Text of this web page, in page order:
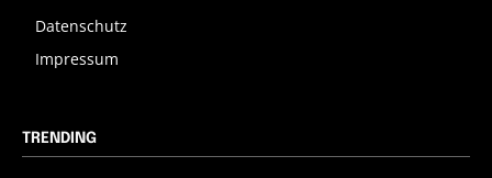
Datenschutz
Impressum
TRENDING